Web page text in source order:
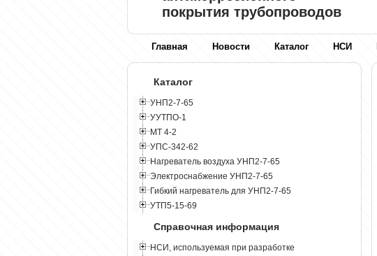
покрытия трубопроводов
Главная Новости Каталог НСИ
Каталог
УНП2-7-65
УУТПО-1
МТ 4-2
УПС-342-62
Нагреватель воздуха УНП2-7-65
Электроснабжение УНП2-7-65
Гибкий нагреватель для УНП2-7-65
УТП5-15-69
Справочная информация
НСИ, используемая при разработке